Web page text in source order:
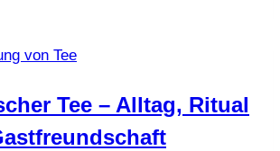
so
dir
der
von Tee
Tee – Alltag, Ritual